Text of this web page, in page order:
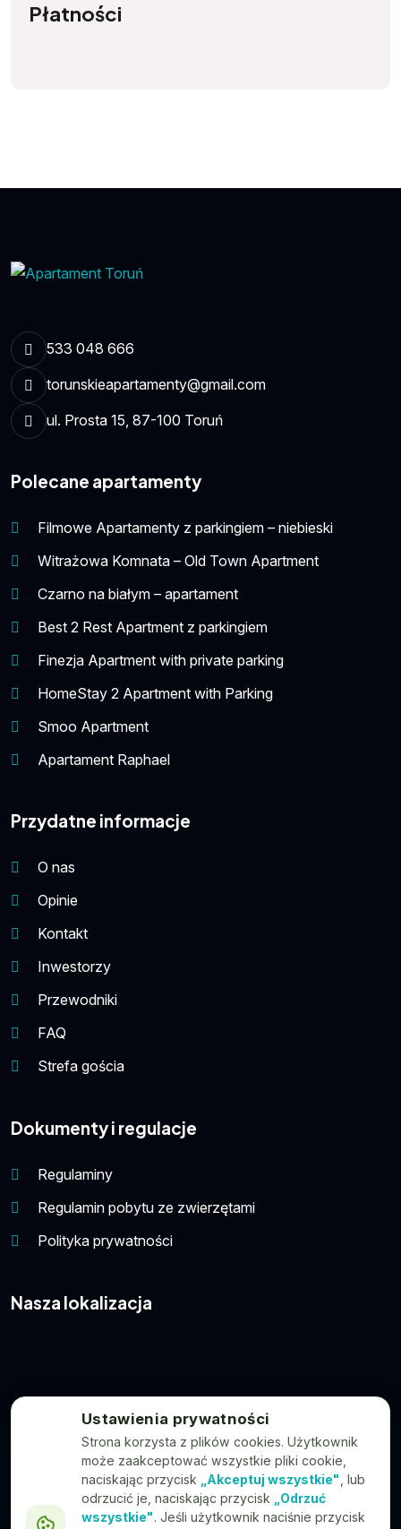
Płatności
533 048 666
torunskieapartamenty@gmail.com
ul. Prosta 15, 87-100 Toruń
Polecane apartamenty
Filmowe Apartamenty z parkingiem – niebieski
Witrażowa Komnata – Old Town Apartment
Czarno na białym – apartament
Best 2 Rest Apartment z parkingiem
Finezja Apartment with private parking
HomeStay 2 Apartment with Parking
Smoo Apartment
Apartament Raphael
Przydatne informacje
O nas
Opinie
Kontakt
Inwestorzy
Przewodniki
FAQ
Strefa gościa
Dokumenty i regulacje
Regulaminy
Regulamin pobytu ze zwierzętami
Polityka prywatności
Nasza lokalizacja
Ustawienia prywatności
Strona korzysta z plików cookies. Użytkownik
może zaakceptować wszystkie pliki cookie,
naciskając przycisk
„Akceptuj wszystkie" , lub
odrzucić je, naciskając przycisk
„Odrzuć
wszystkie". Jeśli użytkownik naciśnie przycisk